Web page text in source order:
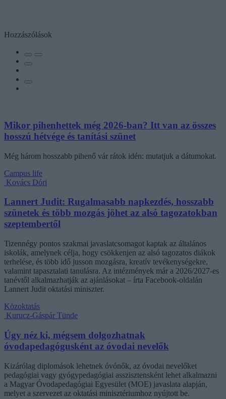
Hozzászólások
Mikor pihenhettek még 2026-ban? Itt van az összes
hosszú hétvége és tanítási szünet
Még három hosszabb pihenő vár rátok idén: mutatjuk a dátumokat.
Campus life
Kovács Dóri
Lannert Judit: Rugalmasabb napkezdés, hosszabb
szünetek és több mozgás jöhet az alsó tagozatokban
szeptembertől
Tizennégy pontos szakmai javaslatcsomagot kaptak az általános
iskolák, amelynek célja, hogy csökkenjen az alsó tagozatos diákok
terhelése, és több idő jusson mozgásra, kreatív tevékenységekre,
valamint tapasztalati tanulásra. Az intézmények már a 2026/2027-es
tanévtől alkalmazhatják az ajánlásokat – írta Facebook-oldalán
Lannert Judit oktatási miniszter.
Közoktatás
Kurucz-Gáspár Tünde
Úgy néz ki, mégsem dolgozhatnak
óvodapedagógusként az óvodai nevelők
Kizárólag diplomások lehetnek óvónők, az óvodai nevelőket
pedagógiai vagy gyógypedagógiai asszisztensként lehet alkalmazni
a Magyar Óvodapedagógiai Egyesület (MOE) javaslata alapján,
melyet a szervezet az oktatási minisztériumhoz nyújtott be.